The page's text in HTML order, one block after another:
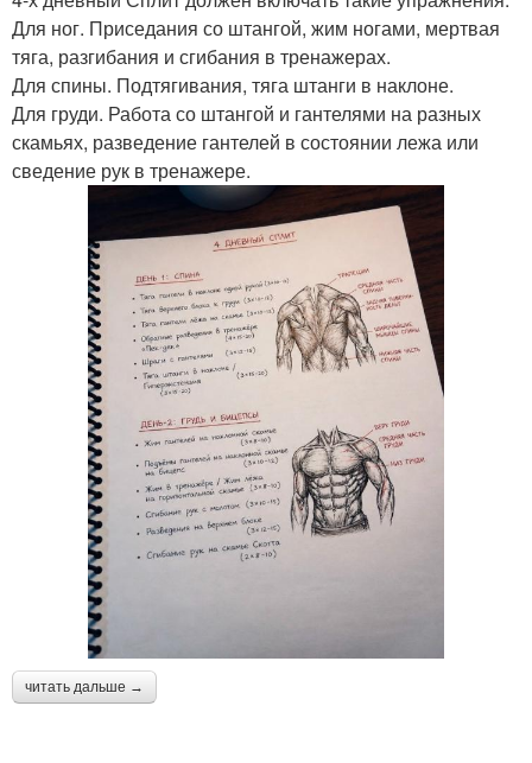
Для ног. Приседания со штангой, жим ногами, мертвая
тяга, разгибания и сгибания в тренажерах.
Для спины. Подтягивания, тяга штанги в наклоне.
Для груди. Работа со штангой и гантелями на разных
скамьях, разведение гантелей в состоянии лежа или
сведение рук в тренажере.
читать дальше →